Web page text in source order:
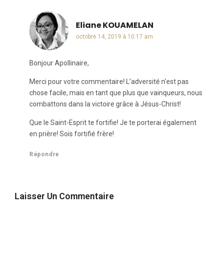
Eliane KOUAMELAN
octobre 14, 2019 à 10:17 am
Bonjour Apollinaire,
Merci pour votre commentaire! L’adversité n’est pas
chose facile, mais en tant que plus que vainqueurs, nous
combattons dans la victoire grâce à Jésus-Christ!
Que le Saint-Esprit te fortifie! Je te porterai également
en prière! Sois fortifié frère!
Répondre
Laisser Un Commentaire